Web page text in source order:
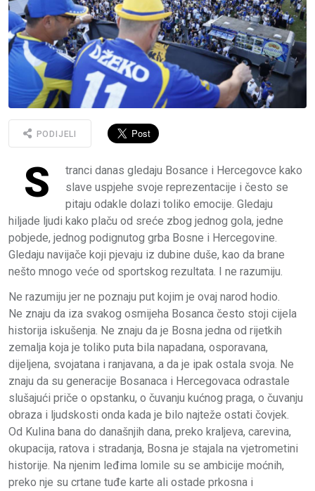
PODIJELI
S
tranci danas gledaju Bosance i Hercegovce kako
slave uspjehe svoje reprezentacije i često se
pitaju odakle dolazi toliko emocije. Gledaju
hiljade ljudi kako plaču od sreće zbog jednog gola, jedne
pobjede, jednog podignutog grba Bosne i Hercegovine.
Gledaju navijače koji pjevaju iz dubine duše, kao da brane
nešto mnogo veće od sportskog rezultata. I ne razumiju.
Ne razumiju jer ne poznaju put kojim je ovaj narod hodio.
Ne znaju da iza svakog osmijeha Bosanca često stoji cijela
historija iskušenja. Ne znaju da je Bosna jedna od rijetkih
zemalja koja je toliko puta bila napadana, osporavana,
dijeljena, svojatana i ranjavana, a da je ipak ostala svoja. Ne
znaju da su generacije Bosanaca i Hercegovaca odrastale
slušajući priče o opstanku, o čuvanju kućnog praga, o čuvanju
obraza i ljudskosti onda kada je bilo najteže ostati čovjek.
Od Kulina bana do današnjih dana, preko kraljeva, carevina,
okupacija, ratova i stradanja, Bosna je stajala na vjetrometini
historije. Na njenim leđima lomile su se ambicije moćnih,
preko nje su crtane tuđe karte ali ostade prkosna i